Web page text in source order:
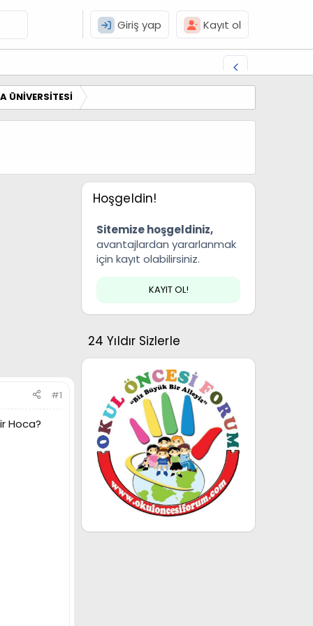
Giriş yap Kayıt ol
ÜNİVERSİTESİ
#1
Hoca?
Hoşgeldin!
Sitemize hoşgeldiniz,
avantajlardan yararlanmak
için kayıt olabilirsiniz.
KAYIT OL!
24 Yıldır Sizlerle